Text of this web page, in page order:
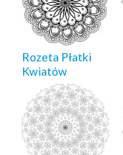
Rozeta Płatki
Kwiatów